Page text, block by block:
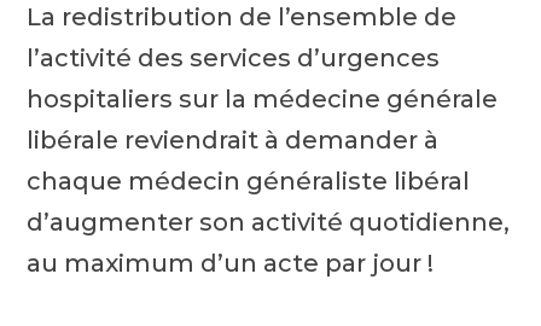
La redistribution de l’ensemble de
l’activité des services d’urgences
hospitaliers sur la médecine générale
libérale reviendrait à demander à
chaque médecin généraliste libéral
d’augmenter son activité quotidienne,
au maximum d’un acte par jour !